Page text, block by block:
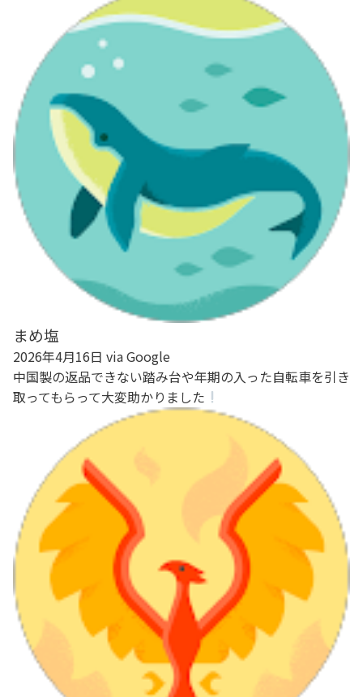
まめ塩
2026年4月16日 via Google
中国製の返品できない踏み台や年期の入った自転車を引き
取ってもらって大変助かりました